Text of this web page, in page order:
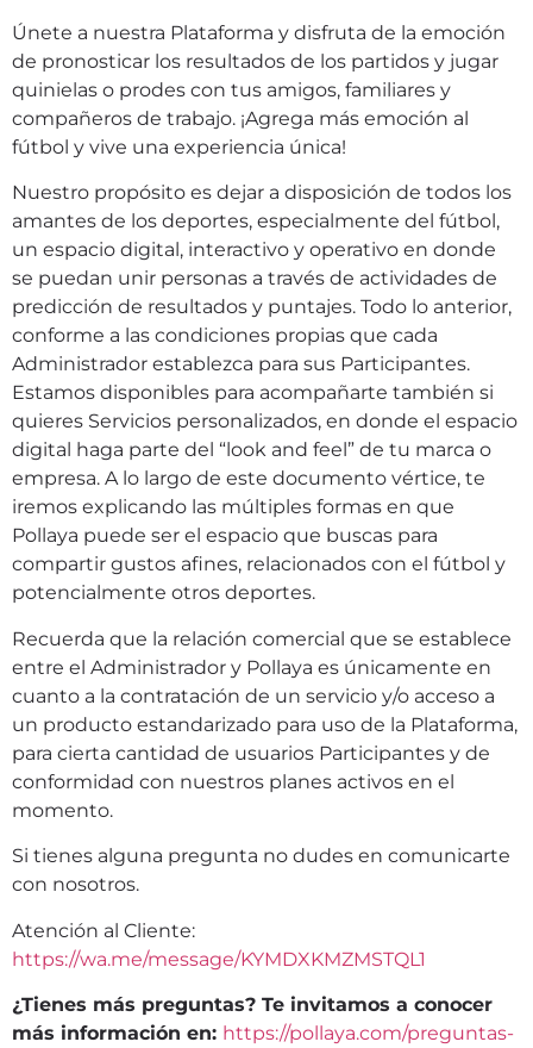
Únete a nuestra Plataforma y disfruta de la emoción
de pronosticar los resultados de los partidos y jugar
quinielas o prodes con tus amigos, familiares y
compañeros de trabajo. ¡Agrega más emoción al
fútbol y vive una experiencia única!
Nuestro propósito es dejar a disposición de todos los
amantes de los deportes, especialmente del fútbol,
un espacio digital, interactivo y operativo en donde
se puedan unir personas a través de actividades de
predicción de resultados y puntajes. Todo lo anterior,
conforme a las condiciones propias que cada
Administrador establezca para sus Participantes.
Estamos disponibles para acompañarte también si
quieres Servicios personalizados, en donde el espacio
digital haga parte del “look and feel” de tu marca o
empresa. A lo largo de este documento vértice, te
iremos explicando las múltiples formas en que
Pollaya puede ser el espacio que buscas para
compartir gustos afines, relacionados con el fútbol y
potencialmente otros deportes.
Recuerda que la relación comercial que se establece
entre el Administrador y Pollaya es únicamente en
cuanto a la contratación de un servicio y/o acceso a
un producto estandarizado para uso de la Plataforma,
para cierta cantidad de usuarios Participantes y de
conformidad con nuestros planes activos en el
momento.
Si tienes alguna pregunta no dudes en comunicarte
con nosotros.
Atención al Cliente:
https://wa.me/message/KYMDXKMZMSTQL1
¿Tienes más preguntas? Te invitamos a conocer
más información en: https://pollaya.com/preguntas-